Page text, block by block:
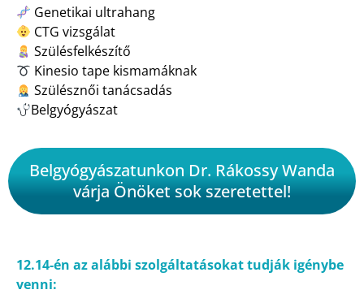
Genetikai ultrahang
CTG vizsgálat
Szülésfelkészítő
Kinesio tape kismamáknak
Szülésznői tanácsadás
Belgyógyászat
Belgyógyászatunkon Dr. Rákossy Wanda
várja Önöket sok szeretettel!
12.14-én az alábbi szolgáltatásokat tudják igénybe
venni: